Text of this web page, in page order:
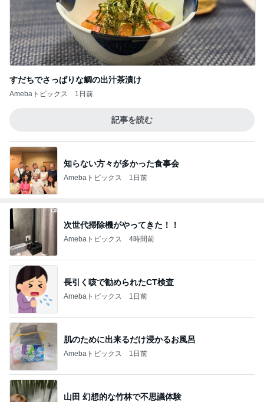
すだちでさっぱりな鯛の出汁茶漬け
Amebaトピックス 1日前
記事を読む
知らない方々が多かった食事会
Amebaトピックス 1日前
次世代掃除機がやってきた！！
Amebaトピックス 4時間前
長引く咳で勧められたCT検査
Amebaトピックス 1日前
肌のために出来るだけ浸かるお風呂
Amebaトピックス 1日前
山田 幻想的な竹林で不思議体験